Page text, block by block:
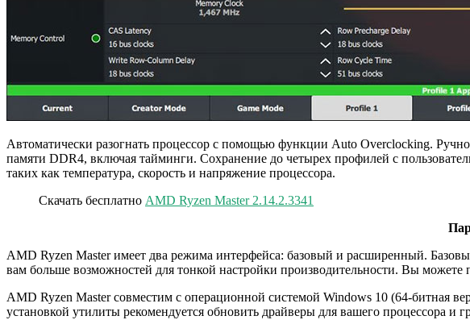
Автоматически разогнать процессор с помощью функции Auto Overclocking.
памяти DDR4, включая тайминги. Сохранение до четырех профилей с
таких как температура, скорость и напряжение процессора.
Скачать бесплатно AMD Ryzen Master 2.14.2.3341
AMD Ryzen Master имеет два режима интерфейса: базовый и расширенный.
вам больше возможностей для тонкой настройки производительности. Вы
AMD Ryzen Master совместим с операционной системой Windows 10 (64-битная
установкой утилиты рекомендуется обновить драйверы для вашего процессора и